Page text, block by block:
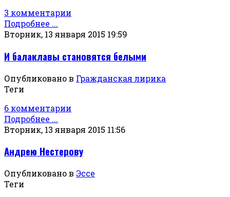
3 комментарии
Подробнее ...
Вторник, 13 января 2015 19:59
И балаклавы становятся белыми
Опубликовано в Гражданская лирика
Теги
6 комментарии
Подробнее ...
Вторник, 13 января 2015 11:56
Андрею Нестерову
Опубликовано в Эссе
Теги